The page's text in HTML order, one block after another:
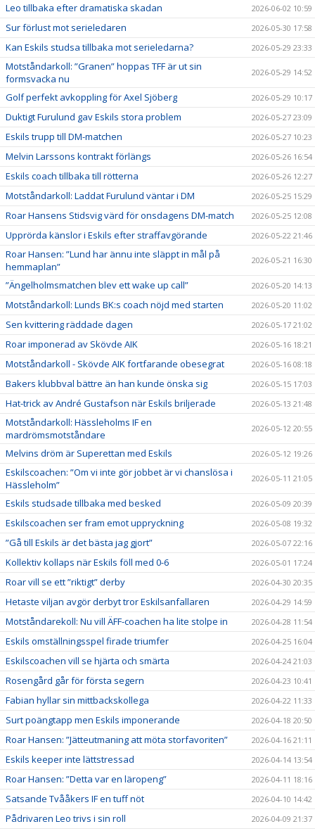
Leo tillbaka efter dramatiska skadan 2026-06-02 10:59
Sur förlust mot serieledaren 2026-05-30 17:58
Kan Eskils studsa tillbaka mot serieledarna? 2026-05-29 23:33
Motståndarkoll: ”Granen” hoppas TFF är ut sin
formsvacka nu
2026-05-29 14:52
Golf perfekt avkoppling för Axel Sjöberg 2026-05-29 10:17
Duktigt Furulund gav Eskils stora problem 2026-05-27 23:09
Eskils trupp till DM-matchen 2026-05-27 10:23
Melvin Larssons kontrakt förlängs 2026-05-26 16:54
Eskils coach tillbaka till rötterna 2026-05-26 12:27
Motståndarkoll: Laddat Furulund väntar i DM 2026-05-25 15:29
Roar Hansens Stidsvig värd för onsdagens DM-match 2026-05-25 12:08
Upprörda känslor i Eskils efter straffavgörande 2026-05-22 21:46
Roar Hansen: ”Lund har ännu inte släppt in mål på
hemmaplan”
2026-05-21 16:30
”Ängelholmsmatchen blev ett wake up call” 2026-05-20 14:13
Motståndarkoll: Lunds BK:s coach nöjd med starten 2026-05-20 11:02
Sen kvittering räddade dagen 2026-05-17 21:02
Roar imponerad av Skövde AIK 2026-05-16 18:21
Motståndarkoll - Skövde AIK fortfarande obesegrat 2026-05-16 08:18
Bakers klubbval bättre än han kunde önska sig 2026-05-15 17:03
Hat-trick av André Gustafson när Eskils briljerade 2026-05-13 21:48
Motståndarkoll: Hässleholms IF en
mardrömsmotståndare
2026-05-12 20:55
Melvins dröm är Superettan med Eskils 2026-05-12 19:26
Eskilscoachen: ”Om vi inte gör jobbet är vi chanslösa i
Hässleholm”
2026-05-11 21:05
Eskils studsade tillbaka med besked 2026-05-09 20:39
Eskilscoachen ser fram emot uppryckning 2026-05-08 19:32
”Gå till Eskils är det bästa jag gjort” 2026-05-07 22:16
Kollektiv kollaps när Eskils föll med 0-6 2026-05-01 17:24
Roar vill se ett ”riktigt” derby 2026-04-30 20:35
Hetaste viljan avgör derbyt tror Eskilsanfallaren 2026-04-29 14:59
Motståndarekoll: Nu vill ÄFF-coachen ha lite stolpe in 2026-04-28 11:54
Eskils omställningsspel firade triumfer 2026-04-25 16:04
Eskilscoachen vill se hjärta och smärta 2026-04-24 21:03
Rosengård går för första segern 2026-04-23 10:41
Fabian hyllar sin mittbackskollega 2026-04-22 11:33
Surt poängtapp men Eskils imponerande 2026-04-18 20:50
Roar Hansen: ”Jätteutmaning att möta storfavoriten” 2026-04-16 21:11
Eskils keeper inte lättstressad 2026-04-14 13:54
Roar Hansen: ”Detta var en läropeng” 2026-04-11 18:16
Satsande Tvååkers IF en tuff nöt 2026-04-10 14:42
Pådrivaren Leo trivs i sin roll 2026-04-09 21:37